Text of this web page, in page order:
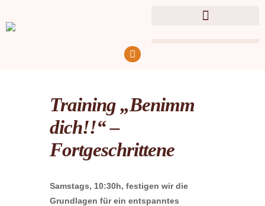
Training „Benimm
dich!!“ –
Fortgeschrittene
Samstags, 10:30h, festigen wir die
Grundlagen für ein entspanntes